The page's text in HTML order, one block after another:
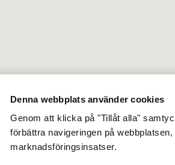
Denna webbplats använder cookies
Genom att klicka på "Tillåt alla"
förbättra navigeringen på
marknadsföringsinsatser.
Tillgänglighet